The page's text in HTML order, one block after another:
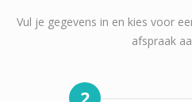
Vul je gegevens in en kies voor
afspraak